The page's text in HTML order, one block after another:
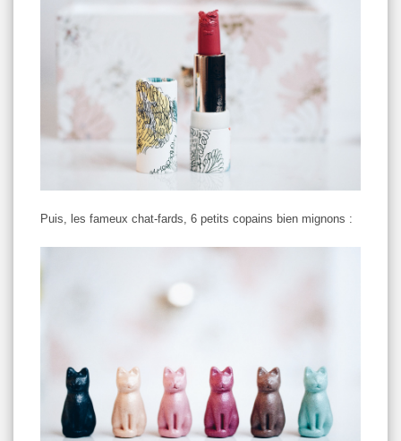
Puis, les fameux chat-fards, 6 petits copains bien mignons :